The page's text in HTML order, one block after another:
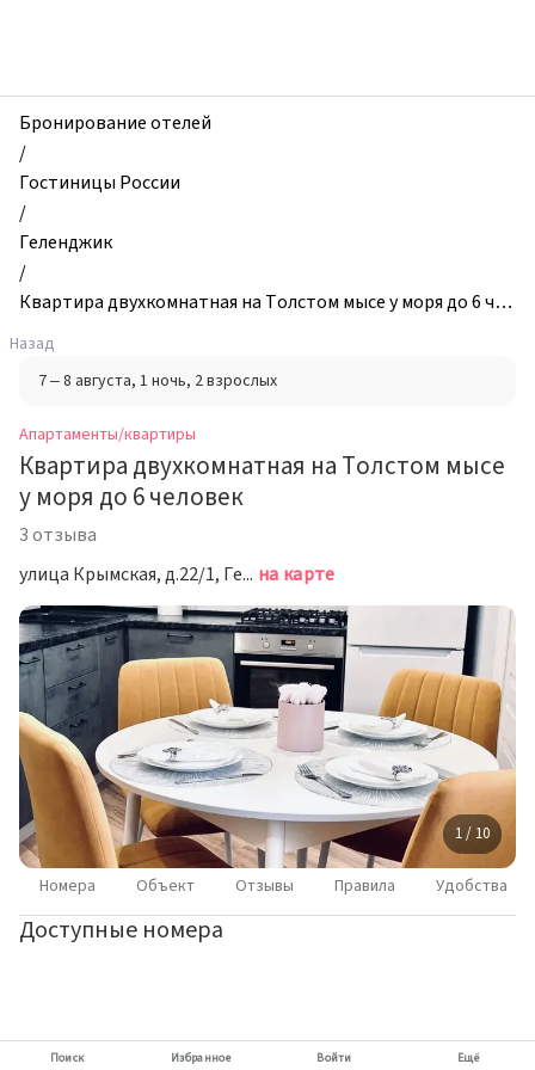
и
квартиры,
Квартира
двухкомнатная
на
Толстом
мысе
моря
до
человек,
Геленджик,
Россия
Бронирование отелей
/
Гостиницы России
/
Геленджик
/
Квартира двухкомнатная на Толстом мысе у моря до 6 чел
Назад
7 – 8 августа, 1 ночь, 2 взрослых
Апартаменты/квартиры
Квартира двухкомнатная на Толстом мысе
у моря до 6 человек
3 отзыва
улица Крымская, д.22/1, Геленджик на карте
1 / 10
Номера Объект Отзывы Правила Удобства
Доступные номера
Поиск Избранное Войти Ещё